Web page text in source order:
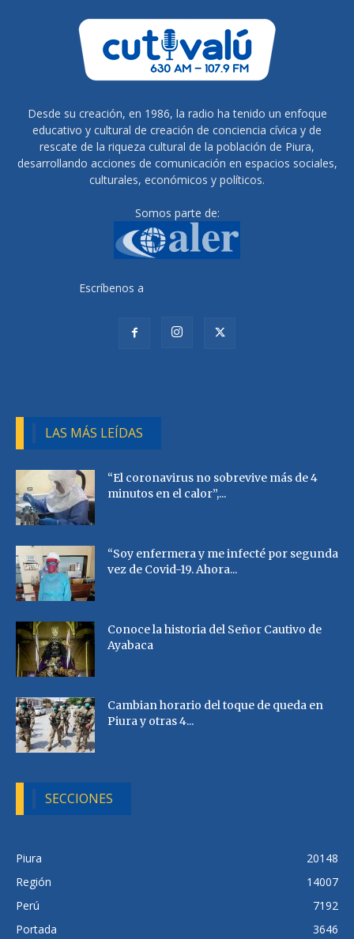
Desde su creación, en 1986, la radio ha tenido un enfoque
educativo y cultural de creación de conciencia cívica y de
rescate de la riqueza cultural de la población de Piura,
desarrollando acciones de comunicación en espacios sociales,
culturales, económicos y políticos.
Somos parte de:
Escríbenos a
LAS MÁS LEÍDAS
“El coronavirus no sobrevive más de 4
minutos en el calor”,...
“Soy enfermera y me infecté por segunda
vez de Covid-19. Ahora...
Conoce la historia del Señor Cautivo de
Ayabaca
Cambian horario del toque de queda en
Piura y otras 4...
SECCIONES
Piura
20148
Región
14007
Perú
7192
Portada
3646